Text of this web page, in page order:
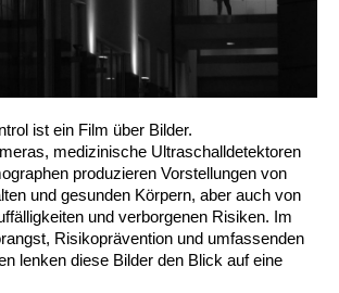
ist ein Film über Bilder.
medizinische Ultraschalldetektoren
produzieren Vorstellungen von
und gesunden Körpern, aber auch von
und verborgenen Risiken. Im
Risikoprävention und umfassenden
lenken diese Bilder den Blick auf eine